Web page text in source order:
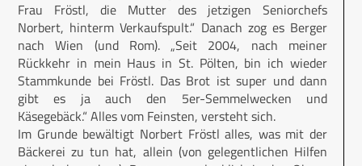
Frau Fröstl, die Mutter des jetzigen Seniorchefs
Norbert, hinterm Verkaufspult.“ Danach zog es Berger
nach Wien (und Rom). „Seit 2004, nach meiner
Rückkehr in mein Haus in St. Pölten, bin ich wieder
Stammkunde bei Fröstl. Das Brot ist super und dann
gibt es ja auch den 5er-Semmelwecken und
Käsegebäck.“ Alles vom Feinsten, versteht sich.
Im Grunde bewältigt Norbert Fröstl alles, was mit der
Bäckerei zu tun hat, allein (von gelegentlichen Hilfen